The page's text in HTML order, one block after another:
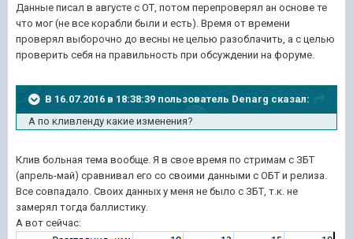
Данные писал в августе с ОТ, потом перепроверял ан основе те
что мог (не все корабли были и есть). Время от времени
проверял выборочно до весны не целью разоблачить, а с целью
проверить себя на правильность при обсуждении на форуме.
В 16.07.2016 в 18:38:39 пользователь Denarg сказал:
А по кливленду какие изменения?
Клив больная тема вообще. Я в свое время по стримам с ЗБТ
(апрель-май) сравнивал его со своими данными с ОБТ и релиза.
Все совпадало. Своих данных у меня не было с ЗБТ, т.к. не
замерял тогда баллистику.
А вот сейчас: